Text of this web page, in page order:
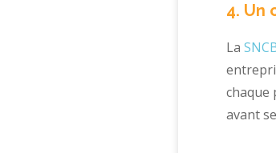
4. Un
La
chaque
avant